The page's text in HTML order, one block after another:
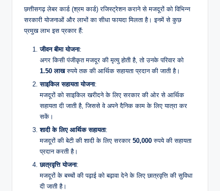
छत्तीसगढ़ लेबर कार्ड (श्रम कार्ड) रजिस्ट्रेशन कराने से मजदूरों को विभिन्न
सरकारी योजनाओं और लाभों का सीधा फायदा मिलता है। इनमें से कुछ
प्रमुख लाभ इस प्रकार हैं:
जीवन बीमा योजना:
अगर किसी पंजीकृत मजदूर की मृत्यु होती है, तो उनके परिवार को
1.50 लाखरुपये तक की आर्थिक सहायता प्रदान की जाती है।
साइकिल सहायता योजना:
मजदूरों को साइकिल खरीदने के लिए सरकार की ओर से आर्थिक
सहायता दी जाती है, जिससे वे अपने दैनिक काम के लिए यात्रा कर
सकें।
शादी के लिए आर्थिक सहायता:
मजदूरों की बेटी की शादी के लिए सरकार 50,000 रुपये की सहायता
प्रदान करती है।
छात्रवृत्ति योजना:
मजदूरों के बच्चों की पढ़ाई को बढ़ावा देने के लिए छात्रवृत्ति की सुविधा
दी जाती है।